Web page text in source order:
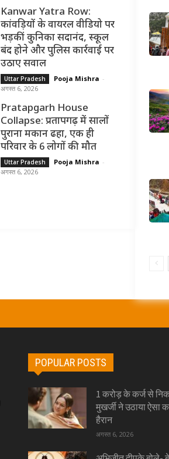
Kanwar Yatra Row:
कांवड़ियों के वायरल वीडियो पर
भड़कीं कुनिका सदानंद, स्कूल
बंद होने और पुलिस कार्रवाई पर
उठाए सवाल
Uttar Pradesh Pooja Mishra -
अगस्त 6, 2026
Pratapgarh House
Collapse: प्रतापगढ़ में सालों
पुराना मकान ढहा, एक ही
परिवार के 6 लोगों की मौत
Uttar Pradesh Pooja Mishra -
अगस्त 6, 2026
POPULAR POSTS
1 करोड़ के कर्ज से
मुखर्जी ने उठाया
हैरान
अगस्त 6, 2026